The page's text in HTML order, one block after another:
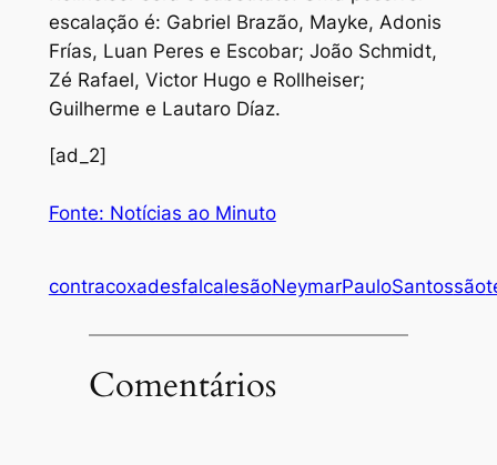
escalação é: Gabriel Brazão, Mayke, Adonis
Frías, Luan Peres e Escobar; João Schmidt,
Zé Rafael, Victor Hugo e Rollheiser;
Guilherme e Lautaro Díaz.
[ad_2]
Fonte: Notícias ao Minuto
contracoxadesfalcalesãoNeymarPauloSantossão
Comentários